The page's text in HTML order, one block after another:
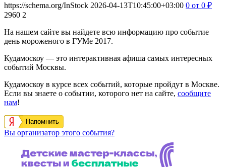
https://schema.org/InStock 2026-04-13T10:45:00+03:00 0 от 0 ₽
2960 2
На нашем сайте вы найдете всю информацию про событие
день мороженого в ГУМе 2017.
Кудамоскоу — это интерактивная афиша самых интересных
событий Москвы.
Кудамоскоу в курсе всех событий, которые пройдут в Москве.
Если вы знаете о событии, которого нет на сайте, сообщите
нам!
Напомнить
Вы организатор этого события?